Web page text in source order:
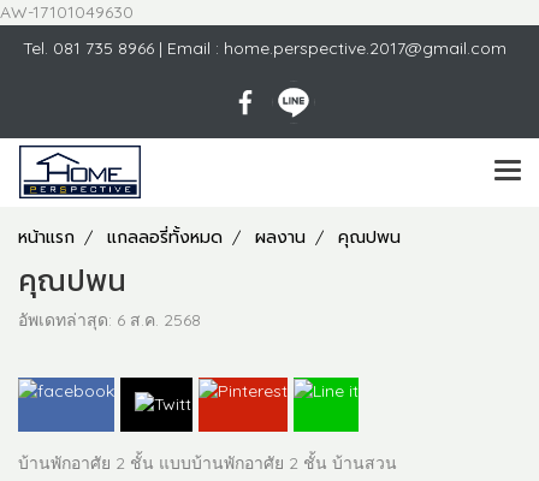
AW-17101049630
Tel. 081 735 8966 | Email : home.perspective.2017@gmail.com
หน้าแรก แกลลอรี่ทั้งหมด ผลงาน คุณปพน
คุณปพน
อัพเดทล่าสุด: 6 ส.ค. 2568
บ้านพักอาศัย 2 ชั้น แบบบ้านพักอาศัย 2 ชั้น บ้านสวน